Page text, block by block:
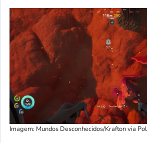
Imagem: Mundos Desconhecidos/Krafton via